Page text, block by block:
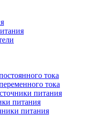
тока
тока
питания
питания
питания